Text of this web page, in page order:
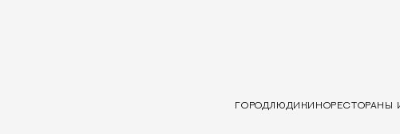
ГОРОДЛЮДИ КИНОРЕСТОРАНЫ